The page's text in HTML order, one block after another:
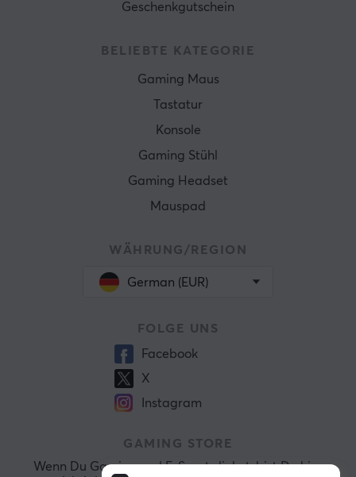
Geschenkgutschein
BELIEBTE KATEGORIE
Gaming Maus
Tastatur
Konsole
Gaming Stühl
Gaming Headset
Mauspad
WÄHRUNG/REGION
German (EUR)
FOLGE UNS
Facebook
X
Instagram
GAMING STORE
Wenn Du Gaming und E-Sports liebst, bist Du hier